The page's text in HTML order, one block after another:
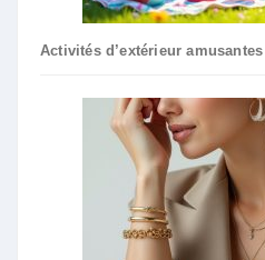
Activités d’extérieur